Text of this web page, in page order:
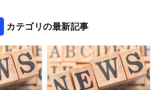
カテゴリの最新記事